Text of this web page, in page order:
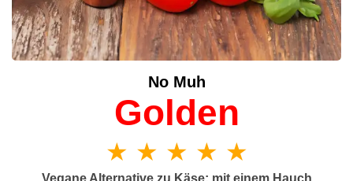
No Muh
Golden
★ ★ ★ ★ ★
Vegane Alternative zu Käse: mit einem Hauch